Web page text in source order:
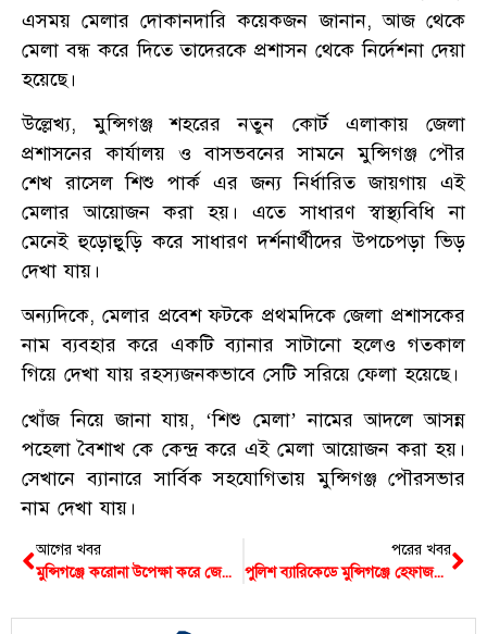
এসময় মেলার দোকানদারি কয়েকজন জানান, আজ থেকে
মেলা বন্ধ করে দিতে তাদেরকে প্রশাসন থেকে নির্দেশনা দেয়া
হয়েছে।
উল্লেখ্য, মুন্সিগঞ্জ শহরের নতুন কোর্ট এলাকায় জেলা
প্রশাসনের কার্যালয় ও বাসভবনের সামনে মুন্সিগঞ্জ পৌর
শেখ রাসেল শিশু পার্ক এর জন্য নির্ধারিত জায়গায় এই
মেলার আয়োজন করা হয়। এতে সাধারণ স্বাস্থ্যবিধি না
মেনেই হুড়োহুুড়ি করে সাধারণ দর্শনার্থীদের উপচেপড়া ভিড়
দেখা যায়।
অন্যদিকে, মেলার প্রবেশ ফটকে প্রথমদিকে জেলা প্রশাসকের
নাম ব্যবহার করে একটি ব্যানার সাটানো হলেও গতকাল
গিয়ে দেখা যায় রহস্যজনকভাবে সেটি সরিয়ে ফেলা হয়েছে।
খোঁজ নিয়ে জানা যায়, ‘শিশু মেলা’ নামের আদলে আসন্ন
পহেলা বৈশাখ কে কেন্দ্র করে এই মেলা আয়োজন করা হয়।
সেখানে ব্যানারে সার্বিক সহযোগিতায় মুন্সিগঞ্জ পৌরসভার
নাম দেখা যায়।
আগের খবর
মুন্সিগঞ্জে করোনা উপেক্ষা করে জেলা প্রশাসনের নাকের ডগায় চলছে ‘শিশু মেলা’
পরের খবর
পুলিশ ব্যারিকেডে মুন্সিগঞ্জে হেফাজতের বিক্ষোভ মিছিল ও সমাবেশ